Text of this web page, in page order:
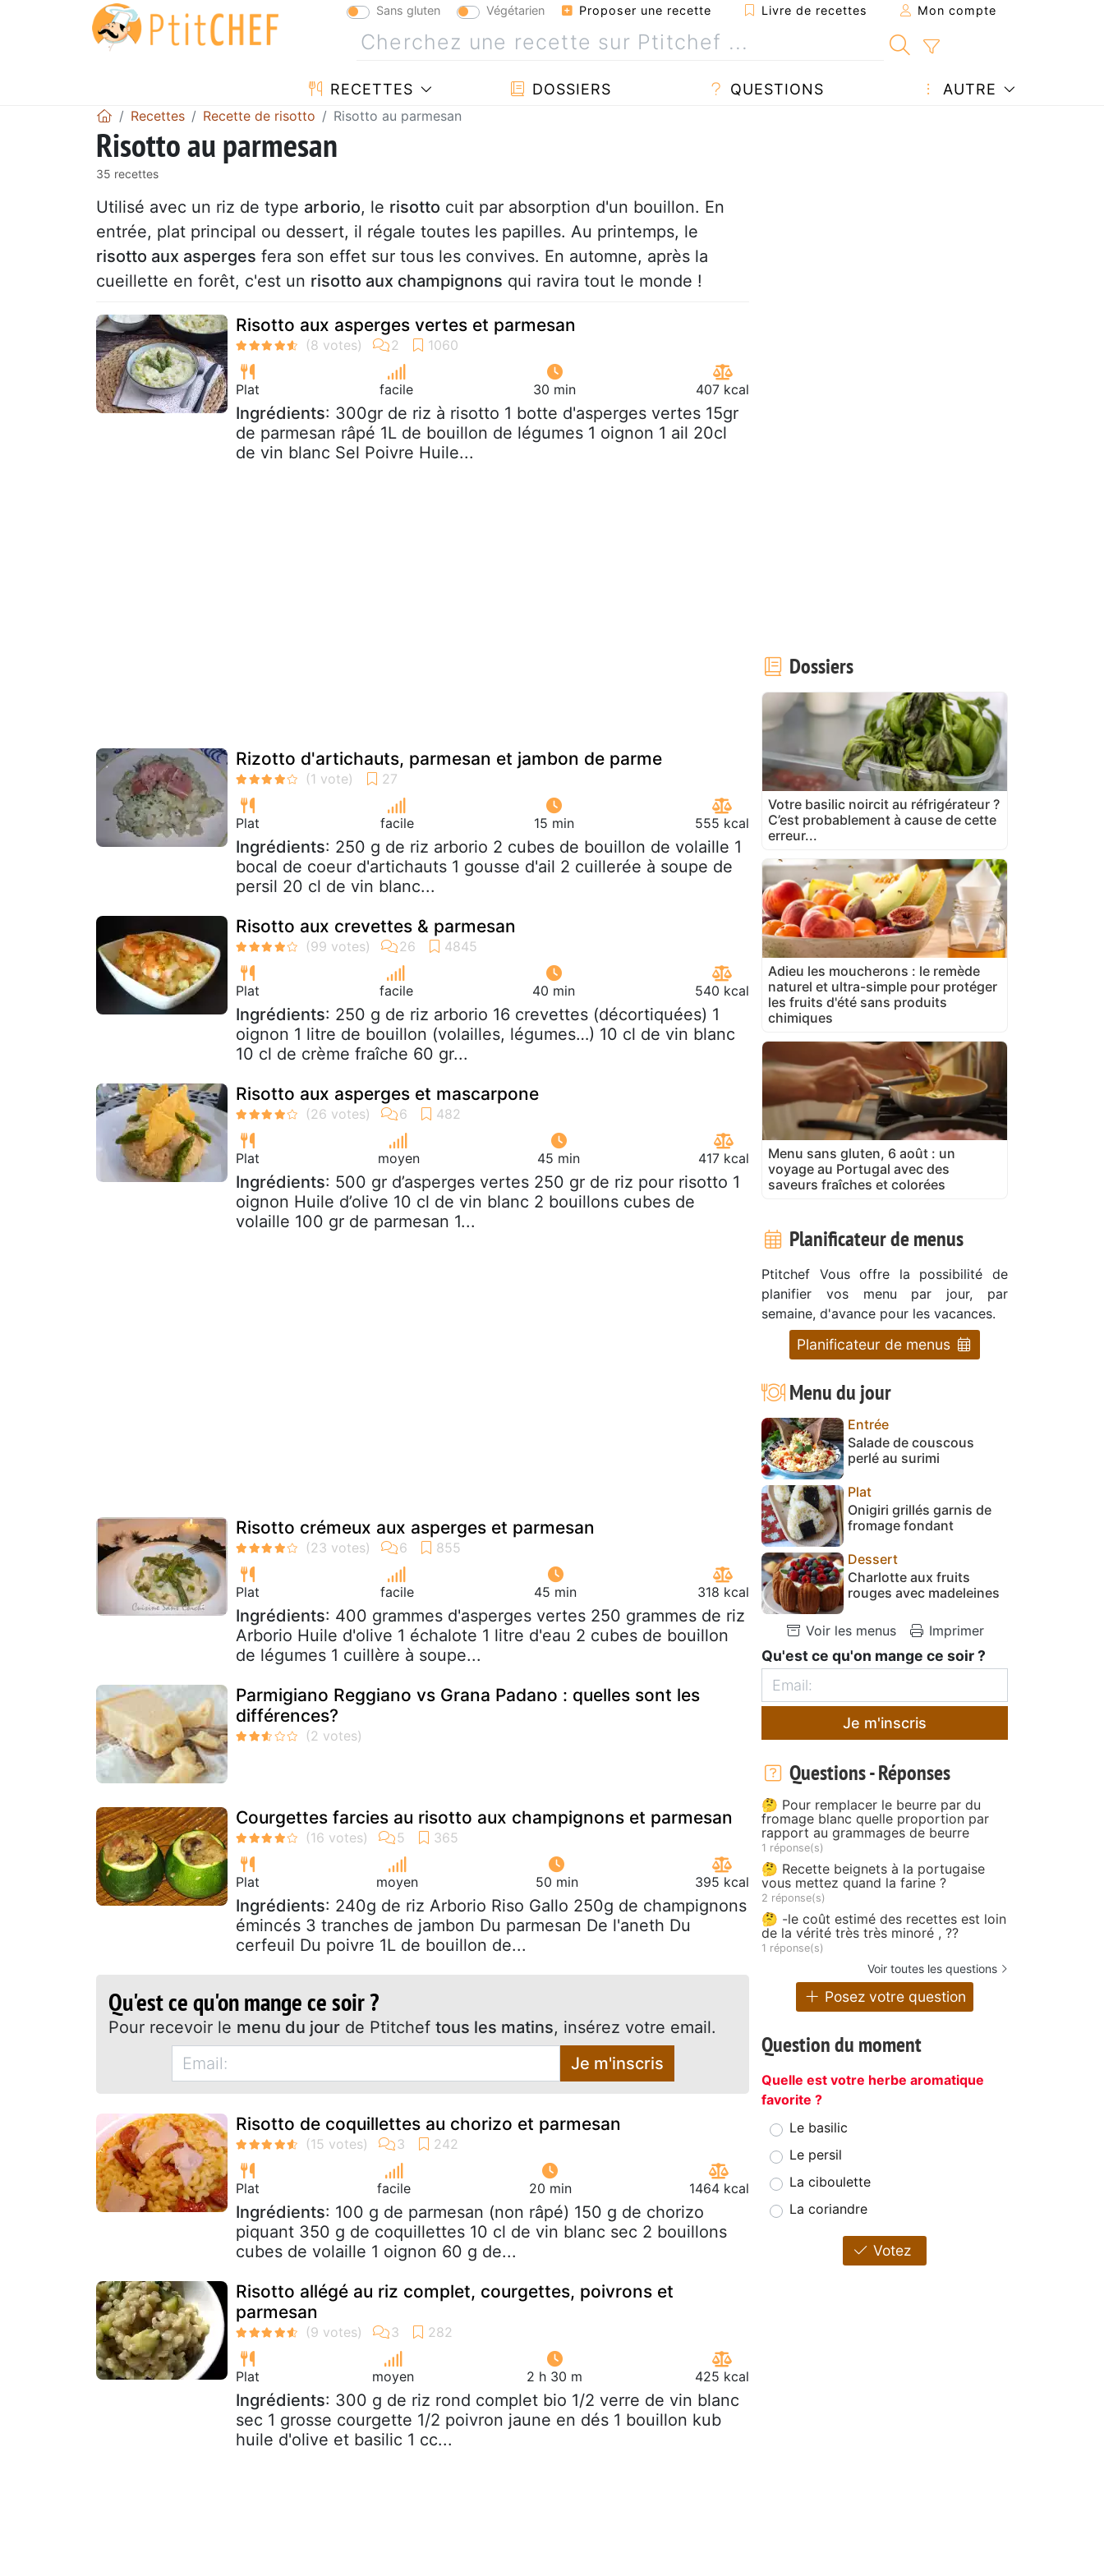
Sans gluten Végétarien Proposer une recette Livre de recettes Mon compte
RECETTES DOSSIERS QUESTIONS AUTRE
Recettes Recette de risotto Risotto au parmesan
Risotto au parmesan
35 recettes
Utilisé avec un riz de type arborio, le risotto cuit par absorption d'un bouillon. En
entrée, plat principal ou dessert, il régale toutes les papilles. Au printemps, le
risotto aux asperges fera son effet sur tous les convives. En automne, après la
cueillette en forêt, c'est un risotto aux champignons qui ravira tout le monde !
Risotto aux asperges vertes et parmesan
Plat facile 30 min 407 kcal
Ingrédients: 300gr de riz à risotto 1 botte d'asperges vertes 15gr
de parmesan râpé 1L de bouillon de légumes 1 oignon 1 ail 20cl
de vin blanc Sel Poivre Huile...
Rizotto d'artichauts, parmesan et jambon de parme
Plat facile 15 min 555 kcal
Ingrédients: 250 g de riz arborio 2 cubes de bouillon de volaille 1
bocal de coeur d'artichauts 1 gousse d'ail 2 cuillerée à soupe de
persil 20 cl de vin blanc...
Risotto aux crevettes & parmesan
Plat facile 40 min 540 kcal
Ingrédients: 250 g de riz arborio 16 crevettes (décortiquées) 1
oignon 1 litre de bouillon (volailles, légumes…) 10 cl de vin blanc
10 cl de crème fraîche 60 gr...
Risotto aux asperges et mascarpone
Plat moyen 45 min 417 kcal
Ingrédients: 500 gr d’asperges vertes 250 gr de riz pour risotto 1
oignon Huile d’olive 10 cl de vin blanc 2 bouillons cubes de
volaille 100 gr de parmesan 1...
Risotto crémeux aux asperges et parmesan
Plat facile 45 min 318 kcal
Ingrédients: 400 grammes d'asperges vertes 250 grammes de riz
Arborio Huile d'olive 1 échalote 1 litre d'eau 2 cubes de bouillon
de légumes 1 cuillère à soupe...
Parmigiano Reggiano vs Grana Padano : quelles sont les
différences?
Courgettes farcies au risotto aux champignons et parmesan
Plat moyen 50 min 395 kcal
Ingrédients: 240g de riz Arborio Riso Gallo 250g de champignons
émincés 3 tranches de jambon Du parmesan De l'aneth Du
cerfeuil Du poivre 1L de bouillon de...
Qu'est ce qu'on mange ce soir ?
Pour recevoir le menu du jour de Ptitchef tous les matins, insérez votre email.
Je m'inscris
Risotto de coquillettes au chorizo et parmesan
Plat facile 20 min 1464 kcal
Ingrédients: 100 g de parmesan (non râpé) 150 g de chorizo
piquant 350 g de coquillettes 10 cl de vin blanc sec 2 bouillons
cubes de volaille 1 oignon 60 g de...
Risotto allégé au riz complet, courgettes, poivrons et
parmesan
Plat moyen 2 h 30 m 425 kcal
Ingrédients: 300 g de riz rond complet bio 1/2 verre de vin blanc
sec 1 grosse courgette 1/2 poivron jaune en dés 1 bouillon kub
huile d'olive et basilic 1 cc...
Dossiers
Votre basilic noircit au réfrigérateur ?
C’est probablement à cause de cette
erreur...
Adieu les moucherons : le remède
naturel et ultra-simple pour protéger
les fruits d'été sans produits
chimiques
Menu sans gluten, 6 août : un
voyage au Portugal avec des
saveurs fraîches et colorées
Planificateur de menus
Ptitchef Vous offre la possibilité de
planifier vos menu par jour, par
semaine, d'avance pour les vacances.
Planificateur de menus
Menu du jour
Entrée
Salade de couscous
perlé au surimi
Plat
Onigiri grillés garnis de
fromage fondant
Dessert
Charlotte aux fruits
rouges avec madeleines
Voir les menus Imprimer
Qu'est ce qu'on mange ce soir ?
Je m'inscris
Questions - Réponses
🤔 Pour remplacer le beurre par du
fromage blanc quelle proportion par
rapport au grammages de beurre
1 réponse(s)
🤔 Recette beignets à la portugaise
vous mettez quand la farine ?
2 réponse(s)
🤔 -le coût estimé des recettes est loin
de la vérité très très minoré , ??
1 réponse(s)
Voir toutes les questions
Posez votre question
Question du moment
Quelle est votre herbe aromatique
favorite ?
Le basilic
Le persil
La ciboulette
La coriandre
Votez